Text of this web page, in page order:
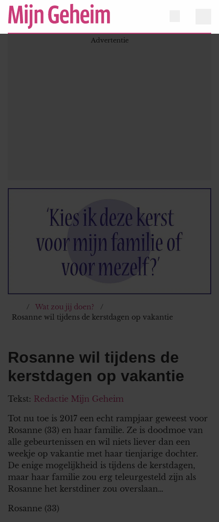
Wat zou jij doen?
Rosanne wil tijdens de kerstdagen op vakantie
Rosanne wil tijdens de
kerstdagen op vakantie
Tekst: Redactie Mijn Geheim
Tot nu toe is 2017 een echt rampjaar geweest voor
Rosanne (33) en haar familie. Ze is doodmoe van
alle gebeurtenissen en wil niets liever dan een
weekje op vakantie met haar tienjarige dochter.
De enige mogelijkheid is tijdens de kerstdagen,
maar haar familie zou erg teleurgesteld zijn als
Rosanne het kerstdiner zou overslaan…
Rosanne (33)